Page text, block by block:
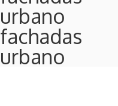
urbano
fachadas
urbano